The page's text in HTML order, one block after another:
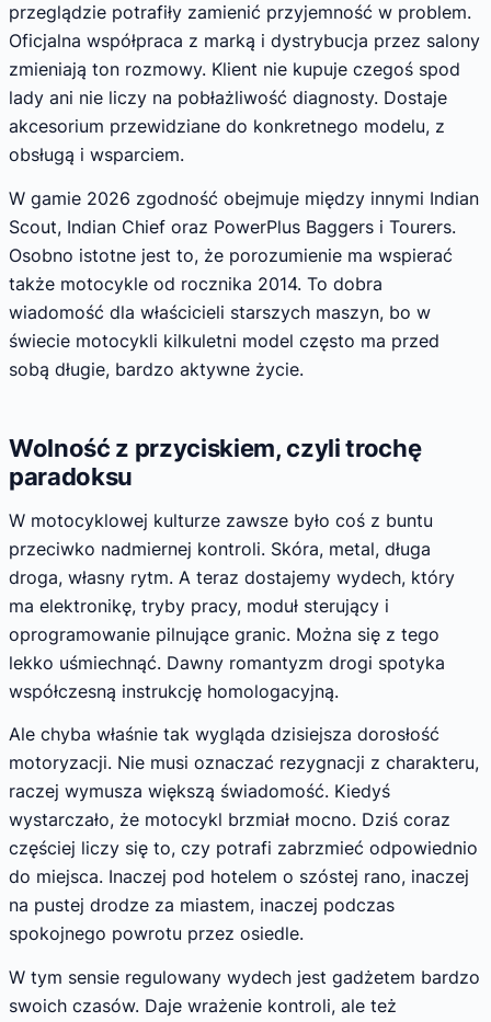
przeglądzie potrafiły zamienić przyjemność w problem.
Oficjalna współpraca z marką i dystrybucja przez salony
zmieniają ton rozmowy. Klient nie kupuje czegoś spod
lady ani nie liczy na pobłażliwość diagnosty. Dostaje
akcesorium przewidziane do konkretnego modelu, z
obsługą i wsparciem.
W gamie 2026 zgodność obejmuje między innymi Indian
Scout, Indian Chief oraz PowerPlus Baggers i Tourers.
Osobno istotne jest to, że porozumienie ma wspierać
także motocykle od rocznika 2014. To dobra
wiadomość dla właścicieli starszych maszyn, bo w
świecie motocykli kilkuletni model często ma przed
sobą długie, bardzo aktywne życie.
Wolność z przyciskiem, czyli trochę
paradoksu
W motocyklowej kulturze zawsze było coś z buntu
przeciwko nadmiernej kontroli. Skóra, metal, długa
droga, własny rytm. A teraz dostajemy wydech, który
ma elektronikę, tryby pracy, moduł sterujący i
oprogramowanie pilnujące granic. Można się z tego
lekko uśmiechnąć. Dawny romantyzm drogi spotyka
współczesną instrukcję homologacyjną.
Ale chyba właśnie tak wygląda dzisiejsza dorosłość
motoryzacji. Nie musi oznaczać rezygnacji z charakteru,
raczej wymusza większą świadomość. Kiedyś
wystarczało, że motocykl brzmiał mocno. Dziś coraz
częściej liczy się to, czy potrafi zabrzmieć odpowiednio
do miejsca. Inaczej pod hotelem o szóstej rano, inaczej
na pustej drodze za miastem, inaczej podczas
spokojnego powrotu przez osiedle.
W tym sensie regulowany wydech jest gadżetem bardzo
swoich czasów. Daje wrażenie kontroli, ale też